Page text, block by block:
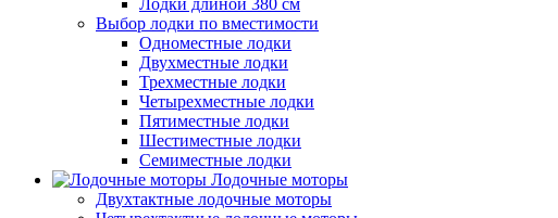
Лодки длиной 380 см
Выбор лодки по вместимости
Одноместные лодки
Двухместные лодки
Трехместные лодки
Четырехместные лодки
Пятиместные лодки
Шестиместные лодки
Семиместные лодки
Лодочные моторы
Двухтактные лодочные моторы